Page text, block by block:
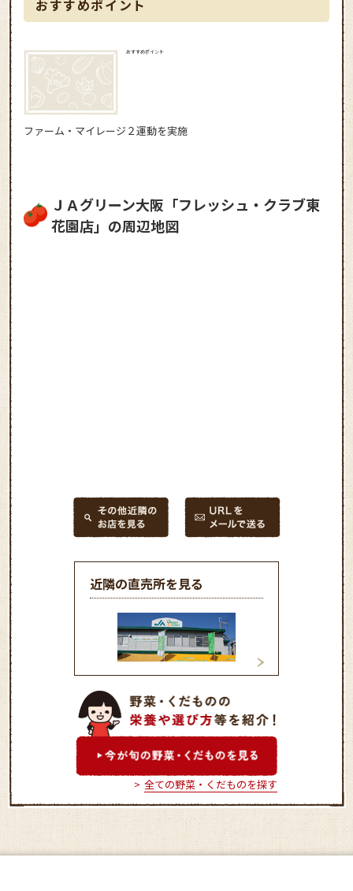
おすすめポイント
おすすめポイント
ファーム・マイレージ２運動を実施
ＪＡグリーン大阪「フレッシュ・クラブ東
花園店」の周辺地図
近隣の直売所を見る
ＪＡグリーン大阪「フレッ
シュ・クラブ吉田店」
ＪＡグリーン大
シュ・クラブ本店
全ての野菜・くだものを探す